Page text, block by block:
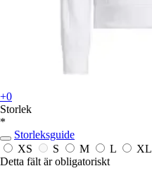
+0
Storlek
*
Storleksguide
XS
S M L XL
Detta fält är obligatoriskt